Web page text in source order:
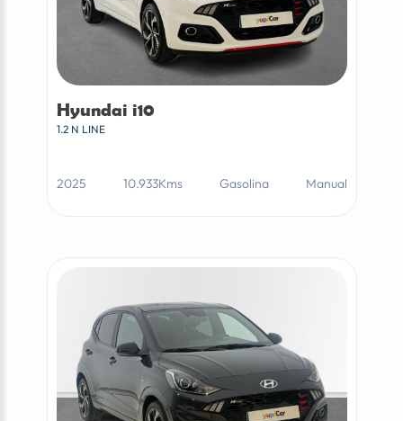
Hyundai i10
1.2 N LINE
2025 10.933Kms Gasolina Manual